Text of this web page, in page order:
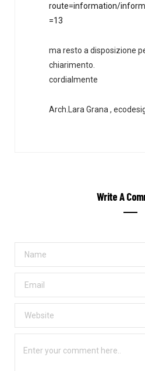
route=information/
=13
ma resto a disposizione
chiarimento.
cordialmente
Arch.Lara Grana ,
Write A